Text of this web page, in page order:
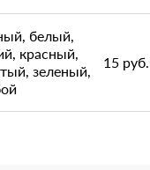
белый,
красный,
зеленый,
15 руб.